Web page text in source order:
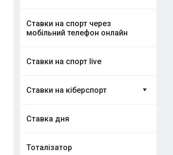
Ставки на спорт через
мобільний телефон онлайн
Ставки на спорт live
Ставки на кіберспорт
Ставка дня
Тоталізатор